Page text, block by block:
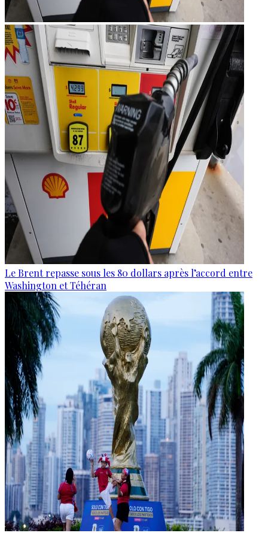
Le Brent repasse sous les 80 dollars après l’accord entre
Washington et Téhéran